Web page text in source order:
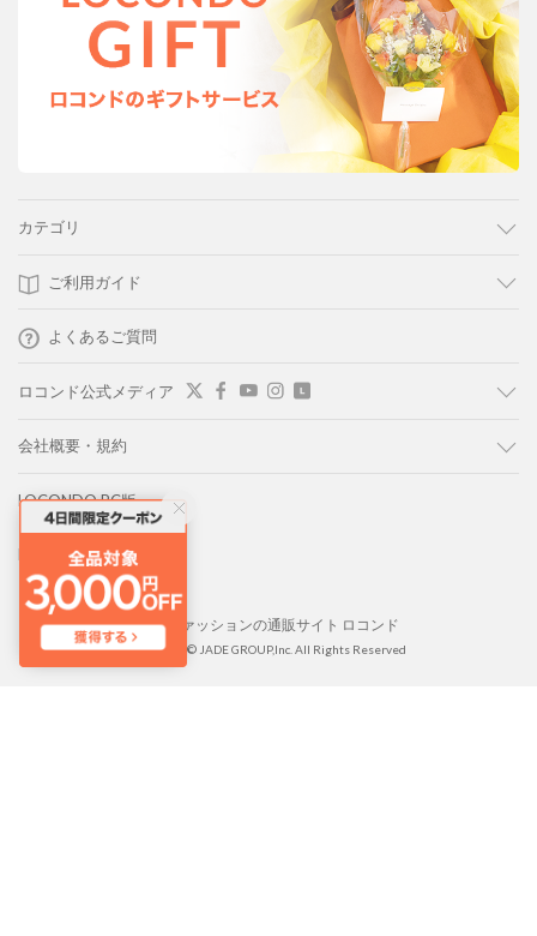
カテゴリ
ご利用ガイド
よくあるご質問
ロコンド公式メディア
会社概要・規約
LOCONDO PC版
LOCONDO アプリ
靴とファッションの通販サイト ロコンド
Copyright © JADE GROUP,Inc. All Rights Reserved